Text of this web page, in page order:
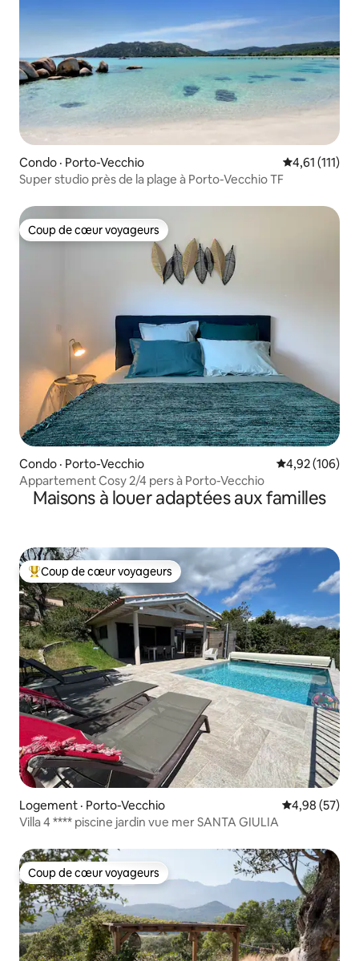
Condo · Porto-Vecchio Note
4,61 (111)
Super studio près de la plage à Porto-Vecchio TF
Coup de cœur voyageurs
Coup de cœur voyageurs
Condo · Porto-Vecchio Note
4,92 (106)
Appartement Cosy 2/4 pers à Porto-Vecchio
Maisons à louer adaptées aux familles
Coup de cœur voyageurs parmi les plus aimés
Coup de cœur voyageurs
Logement · Porto-Vecchio Note
4,98 (57)
Villa 4 **** piscine jardin vue mer SANTA GIULIA
Coup de cœur voyageurs
Coup de cœur voyageurs